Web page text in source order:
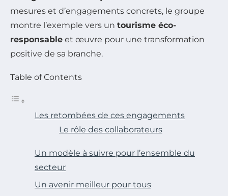
mesures et d’engagements concrets, le groupe
montre l’exemple vers un tourisme éco-
responsable et œuvre pour une transformation
positive de sa branche.
Table of Contents
Les retombées de ces engagements
Le rôle des collaborateurs
Un modèle à suivre pour l’ensemble du
secteur
Un avenir meilleur pour tous